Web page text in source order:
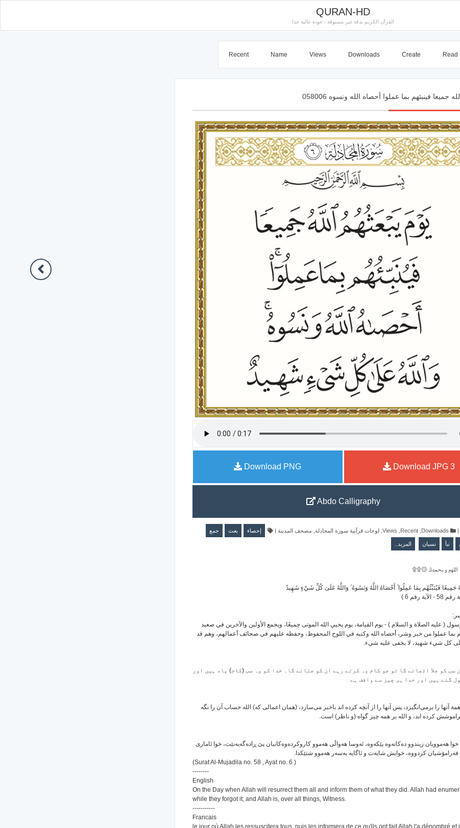
QURAN-HD
القرآن الكريم بدقة غير مسبوقة - جودة عالية جدا
Recent Name Views Downloads Create Read
جميعا فينبئهم بما عملوا أحصاه الله ونسوه 058006
Download JPG 3
Download PNG
Abdo Calligraphy
|
Downloads
Recent
Views لوحات قرآنية سورة المجادلة مصحف المدينة | إحصاء بعث جمع
نبأ نسيان المزيد..
و بحمدك ۞۩۩
جَمِيعًا فَيُنَبِّئُهُم بِمَا عَمِلُوا ۚ أَحْصَاهُ اللَّهُ وَنَسُوهُ ۚ وَاللَّهُ عَلَىٰ كُلِّ شَيْءٍ شَهِيدٌ
رقم 6 )
( عليه الصلاة و السلام ) - يوم القيامة، يوم يحيي الله الموتى جميعًا، ويجمع الأولين والآخرين في صعيد
بما عملوا من خير وشر، أحصاه الله وكتبه في اللوح المحفوظ، وحفظه عليهم في صحائف أعمالهم، وهم قد
كل شيء شهيد، لا يخفى عليه شيء.
سب کو جلا اٹھائے گا تو جو کام وہ کرتے رہے ان کو جتائے گا۔ خدا کو وہ سب (کام) یاد ہیں اور
گئے ہیں اور خدا ہر چیز سے واقف ہے
آنها را برمی‌انگیزد، پس آنها را از آنچه کرده اند باخبر می‌سازد، (همان اعمالی که) الله حساب آن را نگه
کرده اند، و الله بر همه چیز گواه (و ناظر) است.
خوا هه‌موویان زیندوو ده‌کاته‌وه پێکه‌وه‌، ئه‌وسا هه‌واڵی هه‌موو کاروکرده‌وه‌کانیان پێ ڕاده‌گه‌یه‌نێت، خوا ئاماری
فه‌رامۆشیان کردووه‌، خوایش شایه‌ت و ئاگایه به‌سه‌ر هه‌موو شتێکدا.
(Surat Al-Mujadila no. 58 , Ayat no. 6 )
--------
English
On the Day when Allah will resurrect them all and inform them of what they did. Allah had
while they forgot it; and Allah is, over all things, Witness.
-----------
Francais
le jour où Allah les ressuscitera tous, puis les informera de ce qu'ils ont fait Allah l'a dénombré et